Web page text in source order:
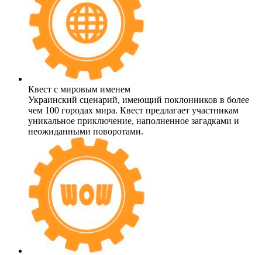
Квест с мировым именем
Украинский сценарий, имеющий поклонников в более
чем 100 городах мира. Квест предлагает участникам
уникальное приключение, наполненное загадками и
неожиданными поворотами.